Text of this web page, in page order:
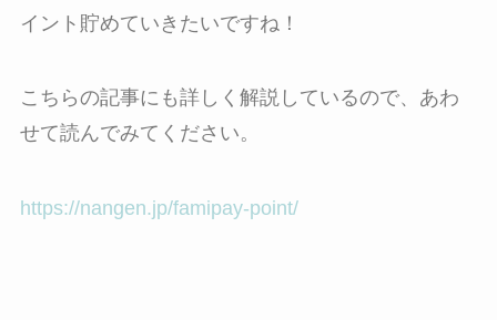
イント貯めていきたいですね！
こちらの記事にも詳しく解説しているので、あわ
せて読んでみてください。
https://nangen.jp/famipay-point/